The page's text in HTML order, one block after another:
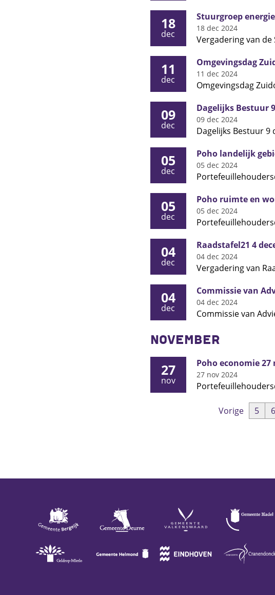
18
dec
Stuurgroep
18 dec 2024
Vergadering van
11
dec
Omgevingsdag
11 dec 2024
Omgevingsdag
09
dec
Dagelijks Bestuur
09 dec 2024
Dagelijks Bestuur 9
05
dec
Poho landelijk
05 dec 2024
05
dec
Poho ruimte en
05 dec 2024
04
dec
Raadstafel21 4
04 dec 2024
Vergadering van
04
dec
Commissie van
04 dec 2024
Commissie van
NOVEMBER
27
nov
Poho economie 27
27 nov 2024
Vorige 5 6